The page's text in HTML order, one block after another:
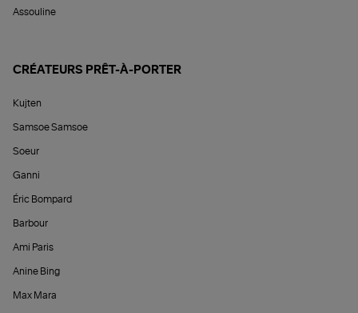
Assouline
CRÉATEURS PRÊT-À-PORTER
Kujten
Samsoe Samsoe
Soeur
Ganni
Éric Bompard
Barbour
Ami Paris
Anine Bing
Max Mara